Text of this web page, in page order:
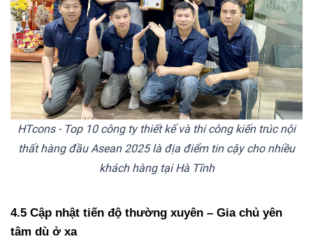
HTcons - Top 10 công ty thiết kế và thi công kiến trúc nội
thất hàng đầu Asean 2025 là địa điểm tin cậy cho nhiều
khách hàng tại Hà Tĩnh
4.5 Cập nhật tiến độ thường xuyên – Gia chủ yên
tâm dù ở xa